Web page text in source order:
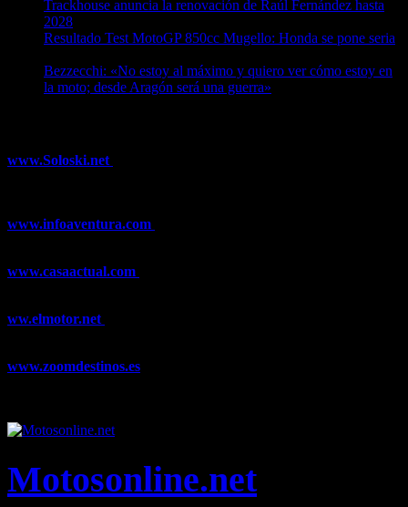
Trackhouse anuncia la renovación de Raúl Fernández hasta
2028
Resultado Test MotoGP 850cc Mugello: Honda se pone seria
Bezzecchi: «No estoy al máximo y quiero ver cómo estoy en
la moto; desde Aragón será una guerra»
www.Soloski.net
www.infoaventura.com
www.casaactual.com
ww.elmotor.net
www.zoomdestinos.es
Motosonline.net